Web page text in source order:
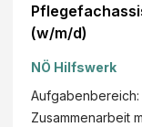
(w/m/d)
NÖ Hilfswerk
Zusammenarbeit